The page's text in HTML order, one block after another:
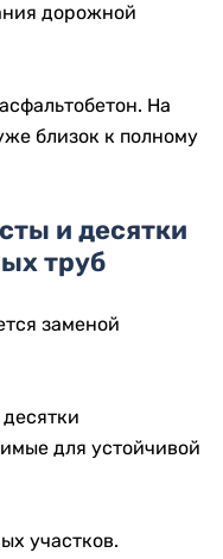
дорожной
На
близок к полному
и десятки
труб
заменой
для устойчивой
участков.